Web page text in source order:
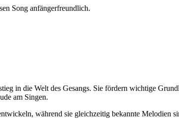
Song anfängerfreundlich.
in die Welt des Gesangs. Sie fördern wichtige
am Singen.
während sie gleichzeitig bekannte Melodien